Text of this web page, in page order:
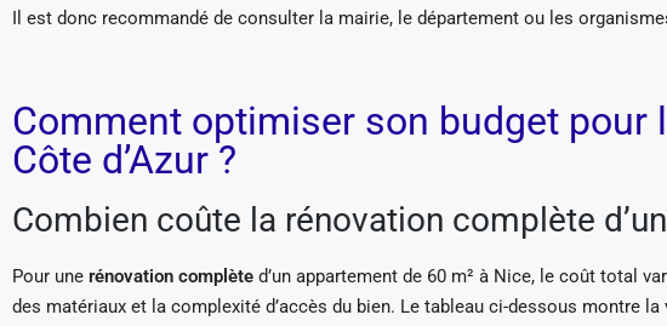
Il est donc recommandé de consulter la mairie, le département ou les
Comment optimiser son budget pour
Côte d’Azur ?
Combien coûte la rénovation complète
Pour une rénovation complète d’un appartement de 60 m² à Nice, le coût total
des matériaux et la complexité d’accès du bien. Le tableau ci-dessous montre la